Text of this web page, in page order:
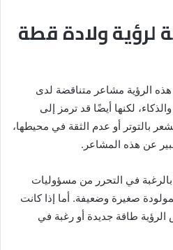
لرؤية ولادة قطة
الرؤية مشاعر متناقضة لدى
لكنها أيضًا قد ترمز إلى
تشعر بالتوتر أو عدم الثقة في محيطها،
عن هذه المشاعر.
في التحرر من مسؤوليات
صغيرة وضعيفة. أما إذا كانت
طاقة جديدة أو رغبة في